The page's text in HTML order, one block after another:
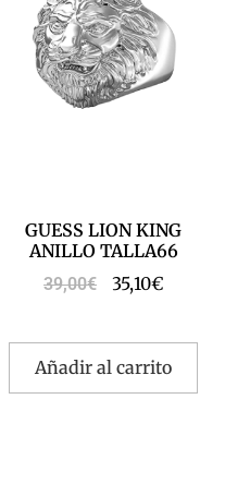
GUESS LION KING
ANILLO TALLA66
39,00€ 35,10€
Añadir al carrito